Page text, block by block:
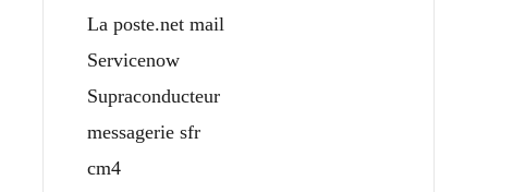
La poste.net mail
Servicenow
Supraconducteur
messagerie sfr
cm4